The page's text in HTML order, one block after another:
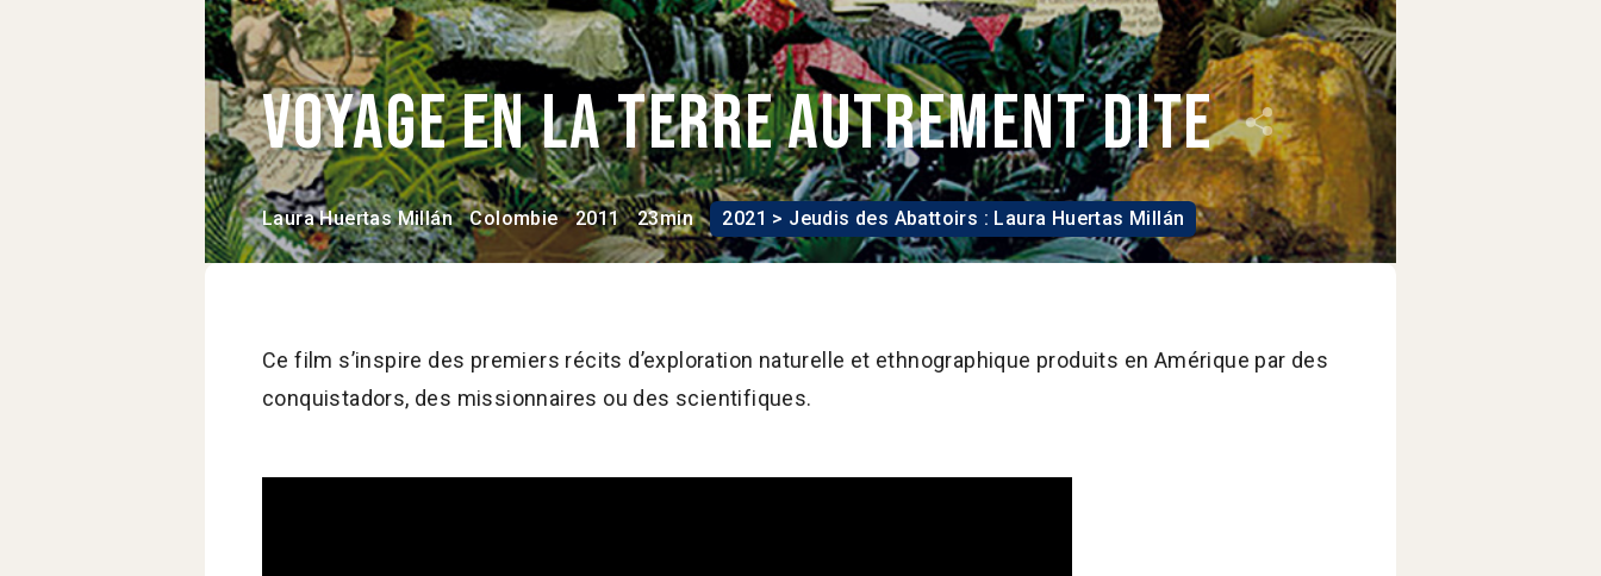
Voyage en la terre autrement dite
Laura Huertas Millán Colombie 2011 23min 2021 > Jeudis des Abattoirs : Laura Huertas Millán
Ce film s’inspire des premiers récits d’exploration naturelle et ethnographique produits en Amérique par des
conquistadors, des missionnaires ou des scientifiques.